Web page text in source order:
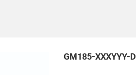
GM185-XXXYYY-D